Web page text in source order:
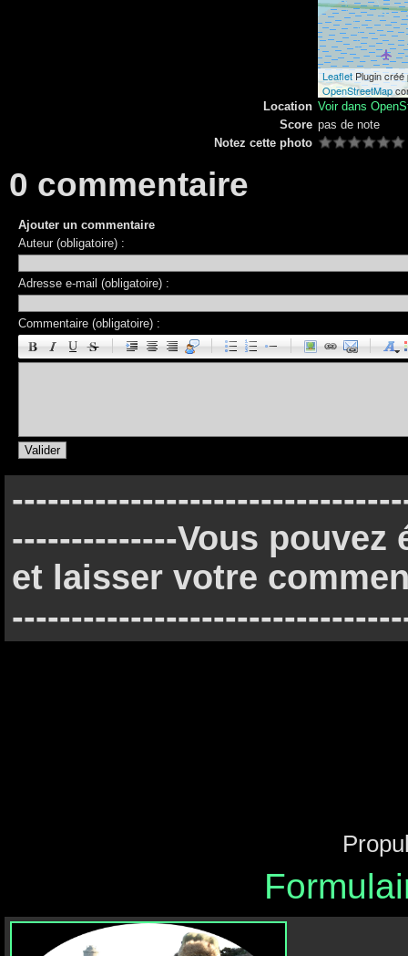
Location
LeafletPlugin
OpenStreetMap
Voir dans
Score pas de note
Notez cette photo
0 commentaire
Ajouter un commentaire
Auteur (obligatoire) :
Adresse e-mail (obligatoire) :
Commentaire (obligatoire) :
--------------Vous
et laisser votre